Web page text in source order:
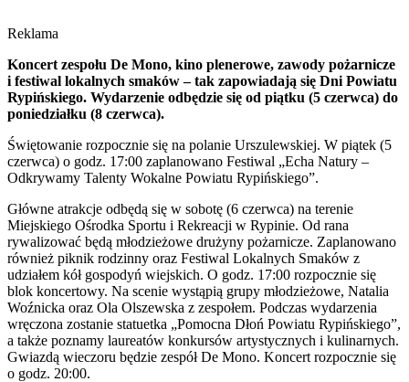
Reklama
Koncert zespołu De Mono, kino plenerowe, zawody pożarnicze
i festiwal lokalnych smaków – tak zapowiadają się Dni Powiatu
Rypińskiego. Wydarzenie odbędzie się od piątku (5 czerwca) do
poniedziałku (8 czerwca).
Świętowanie rozpocznie się na polanie Urszulewskiej. W piątek (5
czerwca) o godz. 17:00 zaplanowano Festiwal „Echa Natury –
Odkrywamy Talenty Wokalne Powiatu Rypińskiego”.
Główne atrakcje odbędą się w sobotę (6 czerwca) na terenie
Miejskiego Ośrodka Sportu i Rekreacji w Rypinie. Od rana
rywalizować będą młodzieżowe drużyny pożarnicze. Zaplanowano
również piknik rodzinny oraz Festiwal Lokalnych Smaków z
udziałem kół gospodyń wiejskich. O godz. 17:00 rozpocznie się
blok koncertowy. Na scenie wystąpią grupy młodzieżowe, Natalia
Woźnicka oraz Ola Olszewska z zespołem. Podczas wydarzenia
wręczona zostanie statuetka „Pomocna Dłoń Powiatu Rypińskiego”,
a także poznamy laureatów konkursów artystycznych i kulinarnych.
Gwiazdą wieczoru będzie zespół De Mono. Koncert rozpocznie się
o godz. 20:00.